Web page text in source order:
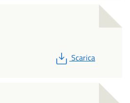
PDF
Scarica